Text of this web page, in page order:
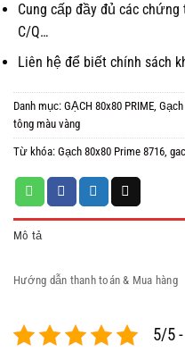
Cung cấp đầy đủ các
C/Q…
Liên hệ để biết chính sách
Danh mục: GẠCH 80x80 PRIME,
tông màu vàng
Từ khóa: Gạch 80x80 Prime 8716,
Mô tả
Hướng dẫn thanh toán & Mua hàng
5/5